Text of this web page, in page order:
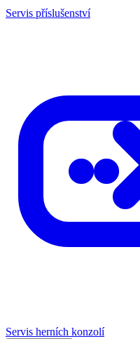
Servis příslušenství
Servis herních konzolí